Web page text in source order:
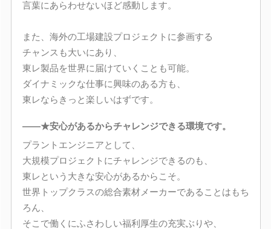
言葉にあらわせないほど感動します。
また、海外の工場建設プロジェクトに参画する
チャンスも大いにあり、
東レ製品を世界に届けていくことも可能。
ダイナミックな仕事に興味のある方も、
東レならきっと楽しいはずです。
――★安心があるからチャレンジできる環境です。
プラントエンジニアとして、
大規模プロジェクトにチャレンジできるのも、
東レという大きな安心があるからこそ。
世界トップクラスの総合素材メーカーであることはもち
ろん、
そこで働くにふさわしい福利厚生の充実ぶりや、